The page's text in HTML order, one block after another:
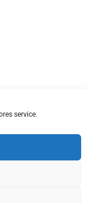
service.